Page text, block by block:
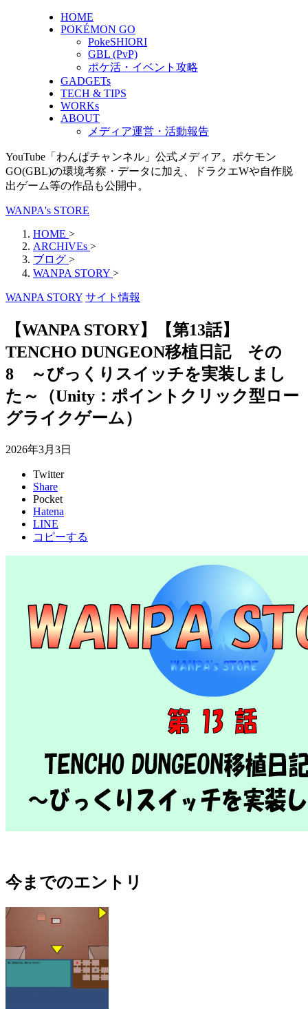
HOME
POKÉMON GO
PokeSHIORI
GBL (PvP)
ポケ活・イベント攻略
GADGETs
TECH & TIPS
WORKs
ABOUT
メディア運営・活動報告
YouTube「わんぱチャンネル」公式メディア。ポケモン
GO(GBL)の環境考察・データに加え、ドラクエWや自作脱
出ゲーム等の作品も公開中。
WANPA's STORE
HOME >
ARCHIVEs >
ブログ >
WANPA STORY >
WANPA STORY サイト情報
【WANPA STORY】【第13話】
TENCHO DUNGEON移植日記 その
8 ～びっくりスイッチを実装しまし
た～（Unity：ポイントクリック型ロー
グライクゲーム）
2026年3月3日
Twitter
Share
Pocket
Hatena
LINE
コピーする
今までのエントリ